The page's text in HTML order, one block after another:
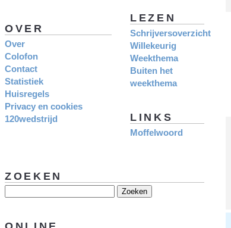
LEZEN
Schrijversoverzicht
Willekeurig
Weekthema
Buiten het
weekthema
LINKS
Moffelwoord
OVER
Over
Colofon
Contact
Statistiek
Huisregels
Privacy en cookies
120wedstrijd
ZOEKEN